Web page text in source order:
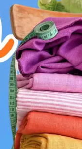
DELI DELI
Galanterija
Bubulákovo
100%CO